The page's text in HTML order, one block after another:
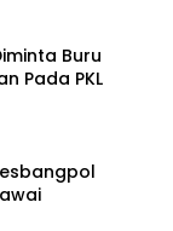
Buru
Pada PKL